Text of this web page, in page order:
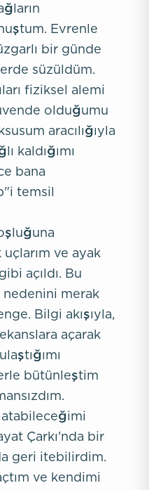
Evrenle
bir günde
süzüldüm.
fiziksel alemi
olduğumu
aracılığıyla
kaldığımı
bana
temsil
ve ayak
açıldı. Bu
nedenini merak
Bilgi akışıyla,
açarak
bütünleştim
atabileceğimi
Çarkı'nda bir
geri itebilirdim.
ve kendimi